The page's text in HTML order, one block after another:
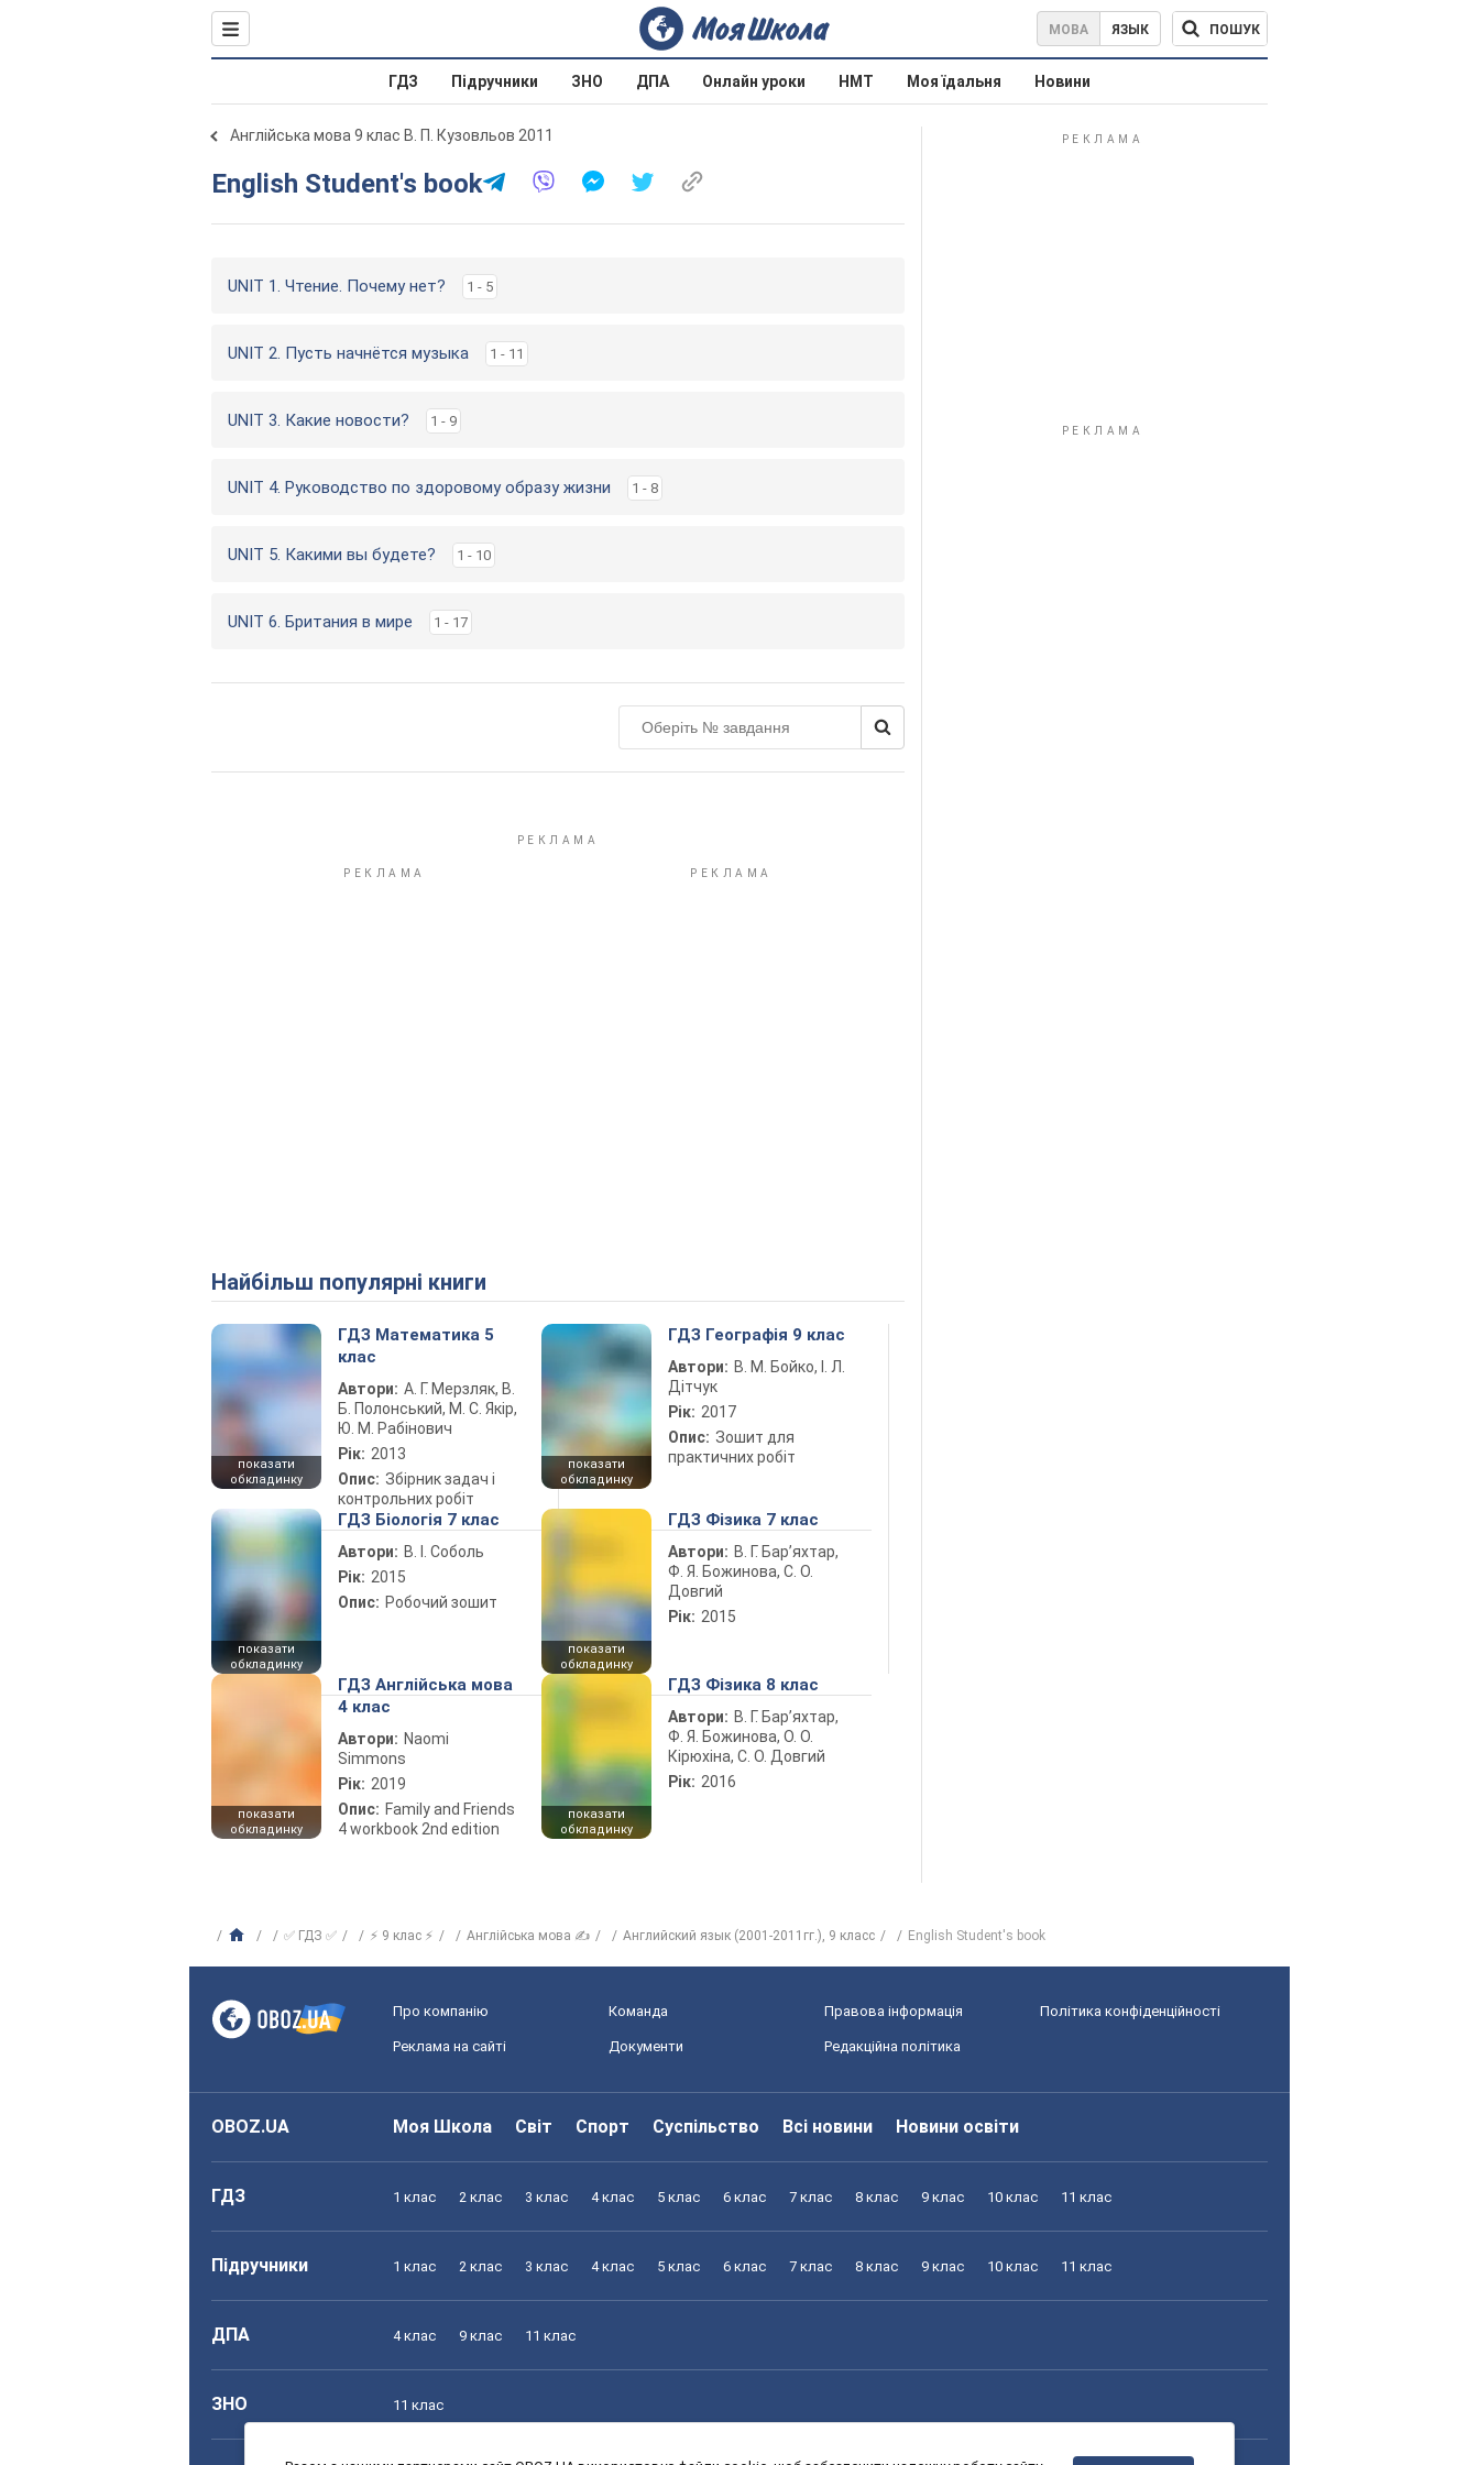
МОВА ЯЗЫК ПОШУК
ГДЗ Підручники ЗНО ДПА Онлайн уроки НМТ Моя їдальня Новини
Англійська мова 9 клас В. П. Кузовльов 2011
English Student's book
UNIT 1. Чтение. Почему нет? 1 - 5
UNIT 2. Пусть начнётся музыка 1 - 11
UNIT 3. Какие новости? 1 - 9
UNIT 4. Руководство по здоровому образу жизни 1 - 8
UNIT 5. Какими вы будете? 1 - 10
UNIT 6. Британия в мире 1 - 17
Найбільш популярні книги
показати
обкладинку
ГДЗ Математика 5
клас
Автори: А. Г. Мерзляк, В.
Б. Полонський, М. С. Якір,
Ю. М. Рабінович
Рік: 2013
Опис: Збірник задач і
контрольних робіт
показати
обкладинку
ГДЗ Географія 9 клас
Автори: В. М. Бойко, І. Л.
Дітчук
Рік: 2017
Опис: Зошит для
практичних робіт
показати
обкладинку
ГДЗ Біологія 7 клас
Автори: В. І. Соболь
Рік: 2015
Опис: Робочий зошит
показати
обкладинку
ГДЗ Фізика 7 клас
Автори: В. Г. Бар’яхтар,
Ф. Я. Божинова, С. О.
Довгий
Рік: 2015
показати
обкладинку
ГДЗ Англійська мова
4 клас
Автори: Naomi
Simmons
Рік: 2019
Опис: Family and Friends
4 workbook 2nd edition
показати
обкладинку
ГДЗ Фізика 8 клас
Автори: В. Г. Бар’яхтар,
Ф. Я. Божинова, О. О.
Кірюхіна, С. О. Довгий
Рік: 2016
✅ ГДЗ ✅ ⚡ 9 клас ⚡ Англійська мова ✍ Английский язык (2001-2011гг.), 9 класс English Student's book
Про компанію Команда Правова інформація Політика конфіденційності
Реклама на сайті Документи Редакційна політика
OBOZ.UA Моя Школа Світ Спорт Суспільство Всі новини Новини освіти
ГДЗ 1 клас 2 клас 3 клас 4 клас 5 клас 6 клас 7 клас 8 клас 9 клас 10 клас 11 клас
Підручники 1 клас 2 клас 3 клас 4 клас 5 клас 6 клас 7 клас 8 клас 9 клас 10 клас 11 клас
ДПА 4 клас 9 клас 11 клас
ЗНО 11 клас